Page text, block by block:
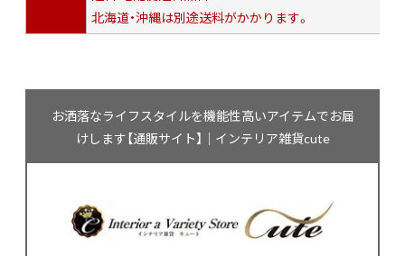
北海道・沖縄は別途送料がかかります。
お洒落なライフスタイルを機能性高いアイテムでお届
けします【通販サイト】｜インテリア雑貨cute